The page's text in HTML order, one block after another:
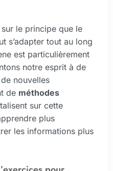
le principe que le
s’adapter tout au long
est particulièrement
notre esprit à de
nouvelles
de méthodes
sur cette
plus
les informations plus